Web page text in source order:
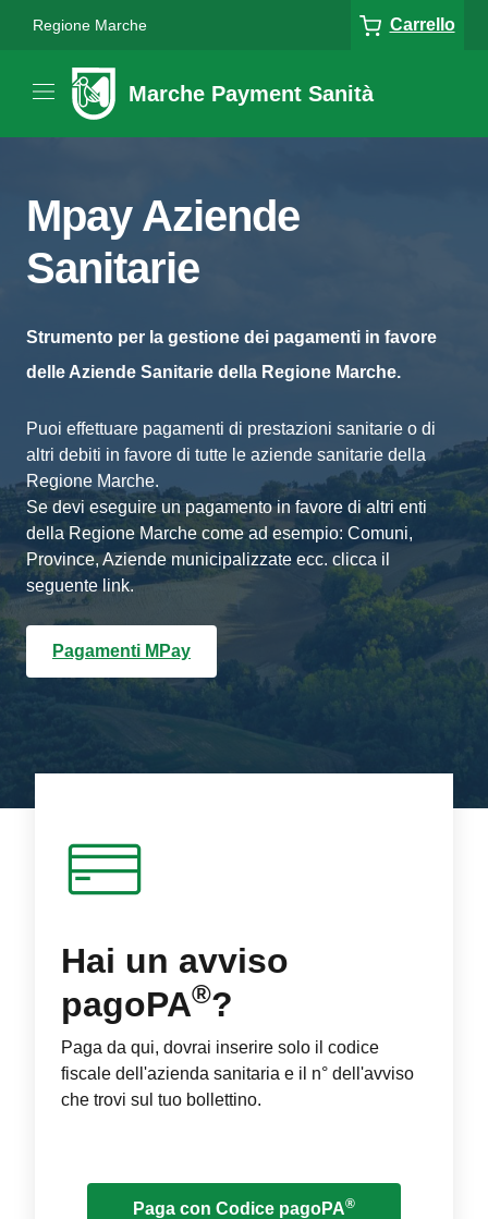
Regione Marche Carrello
Marche Payment Sanità
Mpay Aziende
Sanitarie
Strumento per la gestione dei pagamenti in favore
delle Aziende Sanitarie della Regione Marche.
Puoi effettuare pagamenti di prestazioni sanitarie o di
altri debiti in favore di tutte le aziende sanitarie della
Regione Marche.
Se devi eseguire un pagamento in favore di altri enti
della Regione Marche come ad esempio: Comuni,
Province, Aziende municipalizzate ecc. clicca il
seguente link.
Pagamenti MPay
Hai un avviso
pagoPA®?
Paga da qui, dovrai inserire solo il codice
fiscale dell'azienda sanitaria e il n° dell'avviso
che trovi sul tuo bollettino.
Paga con Codice pagoPA®